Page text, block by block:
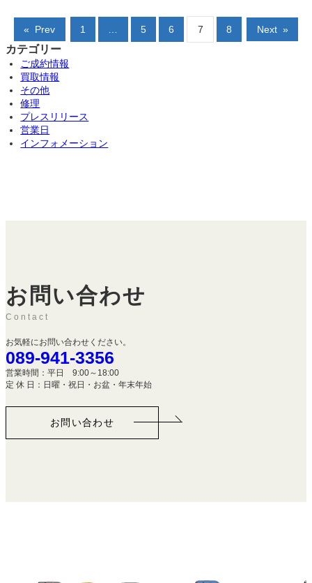
« Prev 1 5 6 7 8 Next »
カテゴリー
ご成約情報
買取情報
その他
修理
プレスリリース
営業日
インフォメーション
お問い合わせ
Contact
お気軽にお問い合わせください。
089-941-3356
営業時間：平日 9:00～18:00
定 休 日：日曜・祝日・お盆・年末年始
お問い合わせ